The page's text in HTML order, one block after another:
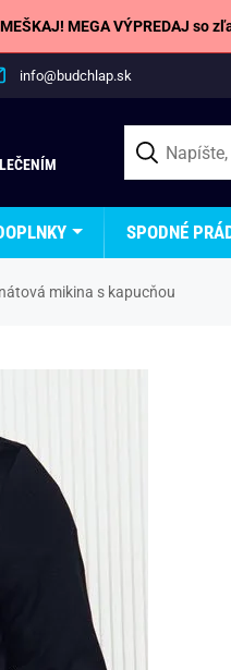
MEGA VÝPREDAJ so
info@budchlap.sk
SPODNÉ
mikina s kapucňou